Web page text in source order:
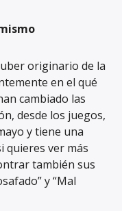
originario de la
en el qué
cambiado las
desde los juegos,
y tiene una
quieres ver más
también sus
y “Mal